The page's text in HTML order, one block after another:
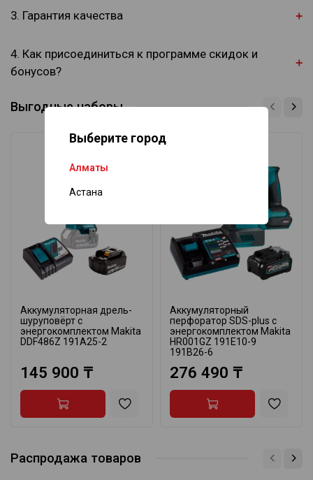
Выберите город
Алматы
Астана
3. Гарантия качества
4. Как присоединиться к программе скидок и
бонусов?
Выгодные наборы
Аккумуляторная дрель-
шуруповёрт с
энергокомплектом Makita
DDF486Z 191A25-2
145 900 ₸
Аккумуляторный
перфоратор SDS-plus с
энергокомплектом Makita
HR001GZ 191E10-9
191B26-6
276 490 ₸
Распродажа товаров